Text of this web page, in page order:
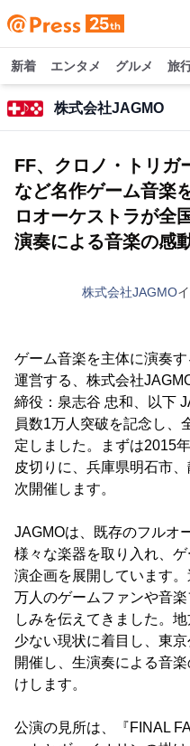
新着 エンタメ グルメ 旅
株式会社JAGMO
FF、クロノ・トリガ
など名作ゲーム音楽
ロオーケストラが
演奏による音楽の感
株式会社JAGMO
ゲーム音楽を主体に演奏
運営する、株式会社
締役：泉志谷 忠和、以下
員数1万人突破を記念し、
定しました。まずは2015
皮切りに、兵庫県明石市
次開催します。
JAGMOは、既存のフルオ
様々な楽器を取り入れ、
演企画を展開しています
万人のゲームファンや音
しみを伝えてきました。
少ない現状に着目し、東
開催し、生演奏による音
けします。
公演の見所は、『FINAL